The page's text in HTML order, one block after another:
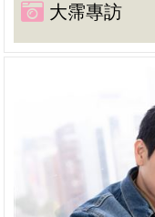
大霈專訪